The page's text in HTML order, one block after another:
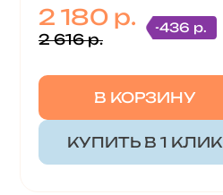
2 180 р.
2 616 р.
-436 р.
В КОРЗИНУ
КУПИТЬ В 1 КЛИК